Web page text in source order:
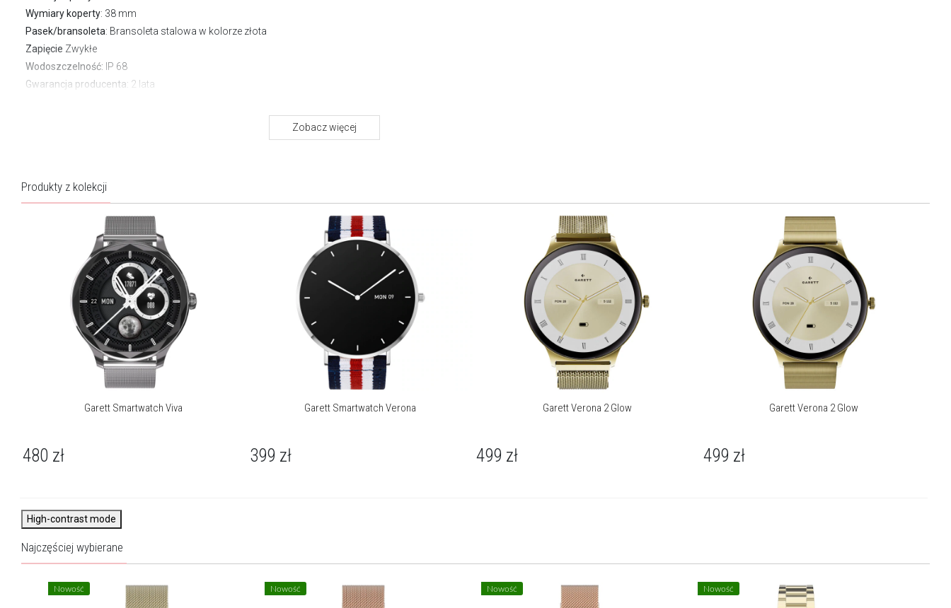
Wymiary koperty: 38 mm
Pasek/bransoleta: Bransoleta stalowa w kolorze złota
Zapięcie Zwykłe
Wodoszczelność: IP 68
Gwarancja producenta: 2 lata
dekady dostarcza zaawansowane technologicznie produkty, które
są dostępne dla każdego. Ich wyróżnikiem jest funkcjonalność,
nowoczesny design i jakość.
Więcej o marce
Zobacz więcej
Produkty z kolekcji
Garett Smartwatch Viva
480 zł
Garett Smartwatch Verona
399 zł
Garett Verona 2 Glow
499 zł
Garett Verona 2 Glow
499 zł
High-contrast mode
Najczęściej wybierane
Nowość Nowość Nowość Nowość